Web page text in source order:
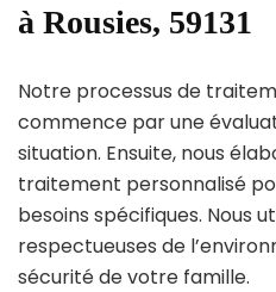
à Rousies, 59131
Notre processus de
commence par une
situation. Ensuite, nous
traitement personnalisé
besoins spécifiques. Nous
respectueuses de
sécurité de votre famille.